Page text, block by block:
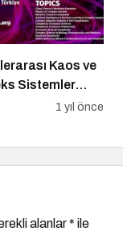
Kaos ve
Sistemler
İçin Geri
1 yıl önce
alanlar* ile